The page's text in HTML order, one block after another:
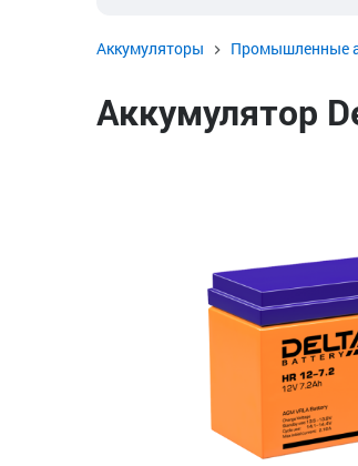
Аккумуляторы Промышленные
Аккумулятор